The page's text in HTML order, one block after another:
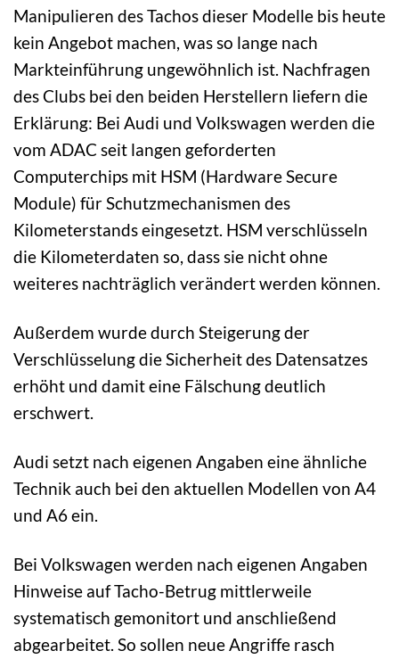
Manipulieren des Tachos dieser Modelle bis heute
kein Angebot machen, was so lange nach
Markteinführung ungewöhnlich ist. Nachfragen
des Clubs bei den beiden Herstellern liefern die
Erklärung: Bei Audi und Volkswagen werden die
vom ADAC seit langen geforderten
Computerchips mit HSM (Hardware Secure
Module) für Schutzmechanismen des
Kilometerstands eingesetzt. HSM verschlüsseln
die Kilometerdaten so, dass sie nicht ohne
weiteres nachträglich verändert werden können.
Außerdem wurde durch Steigerung der
Verschlüsselung die Sicherheit des Datensatzes
erhöht und damit eine Fälschung deutlich
erschwert.
Audi setzt nach eigenen Angaben eine ähnliche
Technik auch bei den aktuellen Modellen von A4
und A6 ein.
Bei Volkswagen werden nach eigenen Angaben
Hinweise auf Tacho-Betrug mittlerweile
systematisch gemonitort und anschließend
abgearbeitet. So sollen neue Angriffe rasch